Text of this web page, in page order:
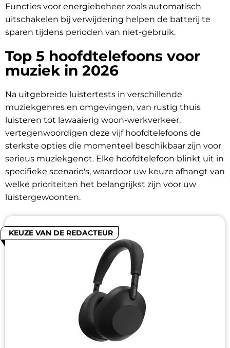
Functies voor energiebeheer zoals automatisch
uitschakelen bij verwijdering helpen de batterij te
sparen tijdens perioden van niet-gebruik.
Top 5 hoofdtelefoons voor
muziek in 2026
Na uitgebreide luistertests in verschillende
muziekgenres en omgevingen, van rustig thuis
luisteren tot lawaaierig woon-werkverkeer,
vertegenwoordigen deze vijf hoofdtelefoons de
sterkste opties die momenteel beschikbaar zijn voor
serieus muziekgenot. Elke hoofdtelefoon blinkt uit in
specifieke scenario's, waardoor uw keuze afhangt van
welke prioriteiten het belangrijkst zijn voor uw
luistergewoonten.
KEUZE VAN DE REDACTEUR